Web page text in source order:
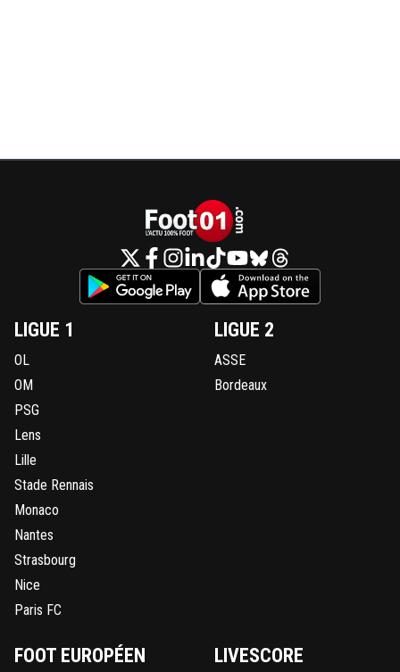
LIGUE 1
OL
OM
PSG
Lens
Lille
Stade Rennais
Monaco
Nantes
Strasbourg
Nice
Paris FC
LIGUE 2
ASSE
Bordeaux
FOOT EUROPÉEN LIVESCORE